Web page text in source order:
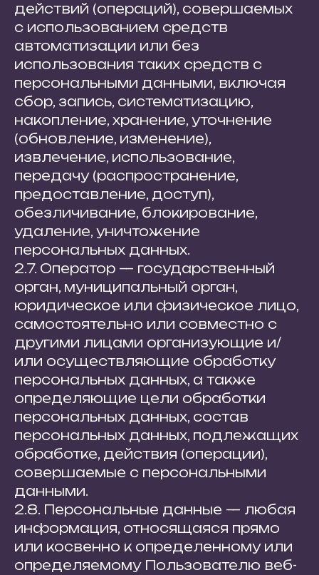
действий (операций), совершаемых
с использованием средств
автоматизации или без
использования таких средств с
персональными данными, включая
сбор, запись, систематизацию,
накопление, хранение, уточнение
(обновление, изменение),
извлечение, использование,
передачу (распространение,
предоставление, доступ),
обезличивание, блокирование,
удаление, уничтожение
персональных данных.
2.7. Оператор — государственный
орган, муниципальный орган,
юридическое или физическое лицо,
самостоятельно или совместно с
другими лицами организующие и/
или осуществляющие обработку
персональных данных, а также
определяющие цели обработки
персональных данных, состав
персональных данных, подлежащих
обработке, действия (операции),
совершаемые с персональными
данными.
2.8. Персональные данные — любая
информация, относящаяся прямо
или косвенно к определенному или
определяемому Пользователю веб-